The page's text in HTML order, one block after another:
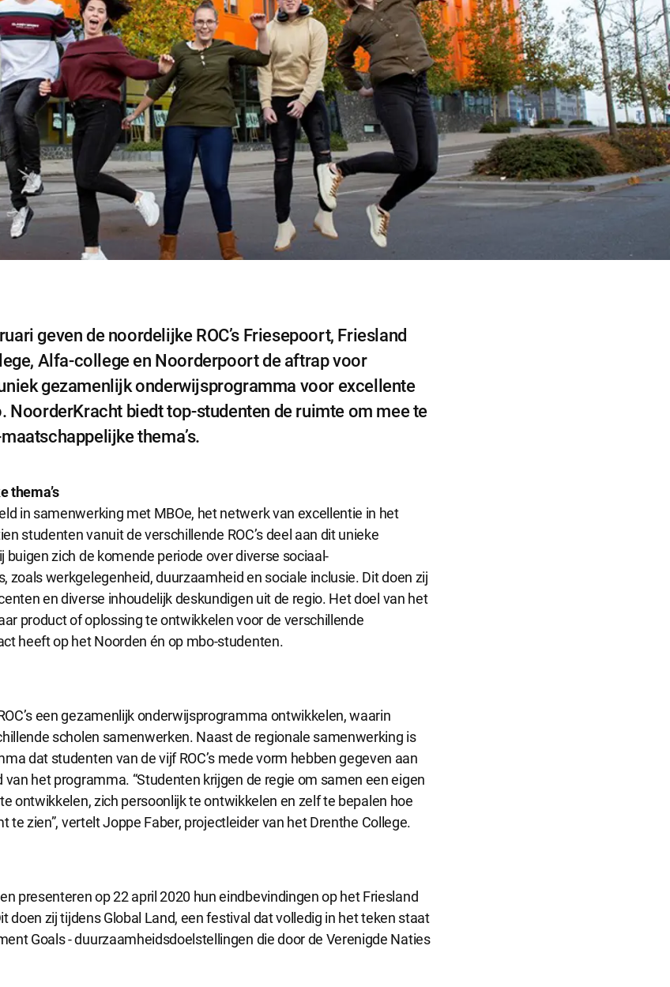
dialog
noodzakelijk om de website te laten werken.
een functionele rol binnen de website. De cookies zorgen ervoor dat de
ons inzicht in hoe de website wordt gebruikt. Op basis van deze informatie
gebruiksvriendelijker maken.
gebruikt om relevante advertenties te kunnen tonen op advertentieplatformen
De cookies delen individuele gegevens over jouw surfgedrag op onze website.
geven de noordelijke ROC’s Friesepoort, Friesland
Alfa-college en Noorderpoort de aftrap voor
gezamenlijk onderwijsprogramma voor excellente
NoorderKracht biedt top-studenten de ruimte om mee te
thema’s.
thema’s
in samenwerking met MBOe, het netwerk van excellentie in het
studenten vanuit de verschillende ROC’s deel aan dit unieke
zich de komende periode over diverse sociaal-
zoals werkgelegenheid, duurzaamheid en sociale inclusie. Dit doen zij
en diverse inhoudelijk deskundigen uit de regio. Het doel van het
product of oplossing te ontwikkelen voor de verschillende
heeft op het Noorden én op mbo-studenten.
een gezamenlijk onderwijsprogramma ontwikkelen, waarin
scholen samenwerken. Naast de regionale samenwerking is
dat studenten van de vijf ROC’s mede vorm hebben gegeven aan
het programma. “Studenten krijgen de regie om samen een eigen
ontwikkelen, zich persoonlijk te ontwikkelen en zelf te bepalen hoe
te zien”, vertelt Joppe Faber, projectleider van het Drenthe College.
presenteren op 22 april 2020 hun eindbevindingen op het Friesland
doen zij tijdens Global Land, een festival dat volledig in het teken staat
Goals - duurzaamheidsdoelstellingen die door de Verenigde Naties